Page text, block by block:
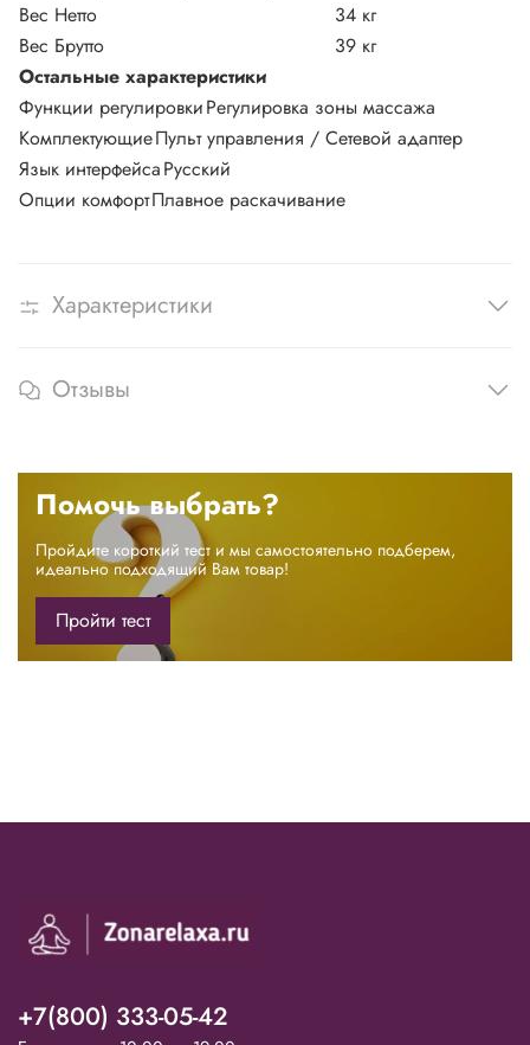
Вес Нетто
34 кг
Вес Брутто
39 кг
Остальные характеристики
Функции регулировкиРегулировка зоны массажа
КомплектующиеПульт управления / Сетевой адаптер
Язык интерфейсаРусский
Опции комфортПлавное раскачивание
Характеристики
Отзывы
Помочь выбрать?
Пройдите короткий тест и мы самостоятельно подберем,
идеально подходящий Вам товар!
Пройти тест
+7(800) 333-05-42